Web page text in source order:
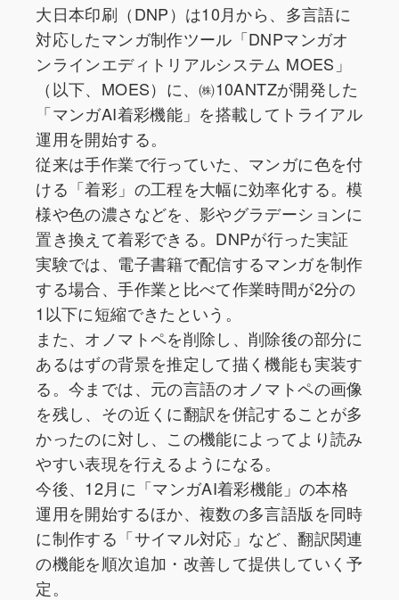
大日本印刷（DNP）は10月から、多言語に
対応したマンガ制作ツール「DNPマンガオ
ンラインエディトリアルシステム MOES」
（以下、MOES）に、㈱10ANTZが開発した
「マンガAI着彩機能」を搭載してトライアル
運用を開始する。
従来は手作業で行っていた、マンガに色を付
ける「着彩」の工程を大幅に効率化する。模
様や色の濃さなどを、影やグラデーションに
置き換えて着彩できる。DNPが行った実証
実験では、電子書籍で配信するマンガを制作
する場合、手作業と比べて作業時間が2分の
1以下に短縮できたという。
また、オノマトペを削除し、削除後の部分に
あるはずの背景を推定して描く機能も実装す
る。今までは、元の言語のオノマトペの画像
を残し、その近くに翻訳を併記することが多
かったのに対し、この機能によってより読み
やすい表現を行えるようになる。
今後、12月に「マンガAI着彩機能」の本格
運用を開始するほか、複数の多言語版を同時
に制作する「サイマル対応」など、翻訳関連
の機能を順次追加・改善して提供していく予
定。